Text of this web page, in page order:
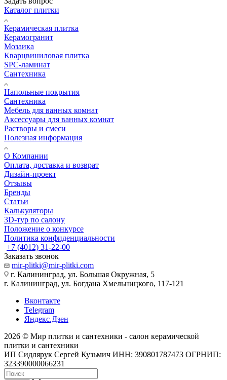
Каталог плитки
Керамическая плитка
Керамогранит
Мозаика
Кварцвиниловая плитка
SPC-ламинат
Сантехника
Напольные покрытия
Сантехника
Мебель для ванных комнат
Аксессуары для ванных комнат
Растворы и смеси
Полезная информация
О Компании
Оплата, доставка и возврат
Дизайн-проект
Отзывы
Бренды
Статьи
Калькуляторы
3D-тур по салону
Положение о конкурсе
Политика конфиденциальности
+7 (4012) 31-22-00
Заказать звонок
mir-plitki@mir-plitki.com
г. Калининград, ул. Большая Окружная, 5
г. Калининград, ул. Богдана Хмельницкого, 117-121
Вконтакте
Telegram
Яндекс.Дзен
2026 © Мир плитки и сантехники - салон керамической
плитки и сантехники
ИП Сидлярук Сергей Кузьмич ИНН: 390801787473 ОГРНИП:
323390000066231